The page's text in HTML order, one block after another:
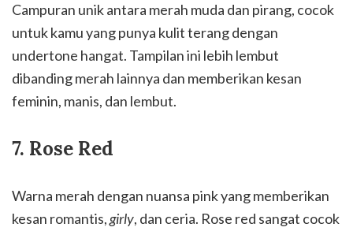
Campuran unik antara merah muda dan pirang, cocok
untuk kamu yang punya kulit terang dengan
undertone hangat. Tampilan ini lebih lembut
dibanding merah lainnya dan memberikan kesan
feminin, manis, dan lembut.
7. Rose Red
Warna merah dengan nuansa pink yang memberikan
kesan romantis,girly, dan ceria. Rose red sangat cocok